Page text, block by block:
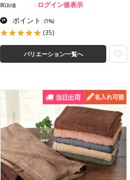
BG卸価 ログイン後表示
ポイント :(1%)
(35)
バリエーション一覧へ